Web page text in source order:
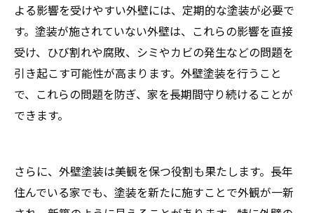
よる影響を受けやすい外壁には、定期的な塗装が必要で
す。塗装が施されていない外壁は、これらの影響を直接
受け、ひび割れや腐敗、シミやカビの発生などの問題を
引き起こす可能性が高まります。外壁塗装を行うこと
で、これらの問題を防ぎ、家を長期間守り続けることが
できます。
さらに、外壁塗装は美観を保つ役割も果たします。長年
住んでいる家でも、塗装を新たに施すことで外観が一新